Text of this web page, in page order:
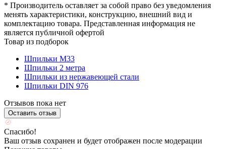
* Производитель оставляет за собой право без уведомления
менять характеристики, конструкцию, внешний вид и
комплектацию товара. Представленная информация не
является публичной офертой
Товар из подборок
Шпильки М33
Шпильки 2 метра
Шпильки из нержавеющей стали
Шпильки DIN 976
Отзывов пока нет
Оставить отзыв
Спасибо!
Ваш отзыв сохранен и будет отображен после модерации